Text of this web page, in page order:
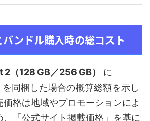
ンドル購入時の総コスト
2（128 GB／256 GB）
に
を同梱した場合の概算総額を示し
価格は地域やプロモーションによ
、「公式サイト掲載価格」を基に